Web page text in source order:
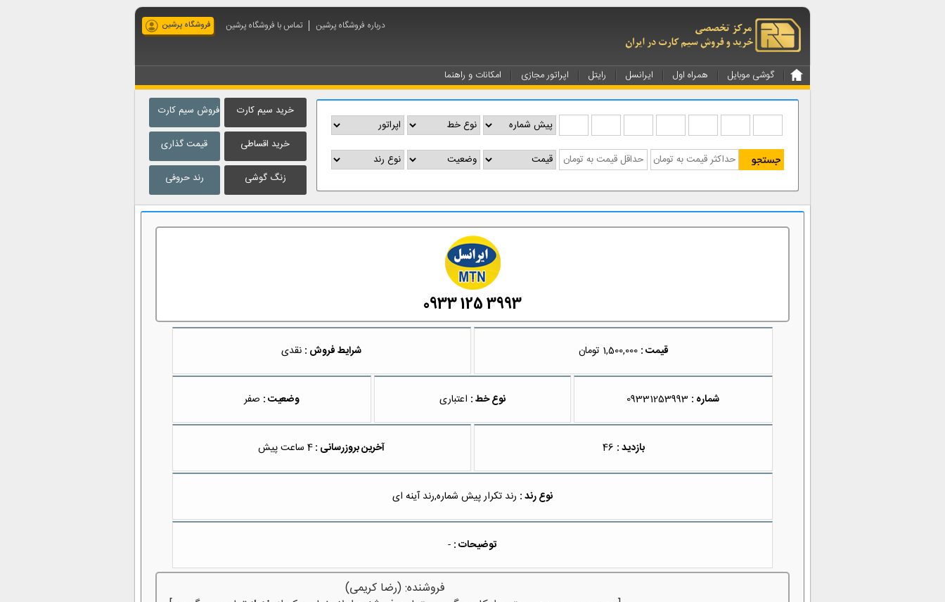
فروشگاه پرشین درباره فروشگاه پرشین تماس با فروشگاه پرشین
گوشی موبایل همراه اول ایرانسل رایتل اپراتور مجازی امکانات و راهنما
فروش سیم کارت
قیمت گذاری
رند حروفی
خرید سیم کارت
خرید اقساطی
زنگ گوشی
0933 125 3993
قیمت : 1,500,000 تومان شرایط فروش : نقدی
شماره : 09331253993 نوع خط : اعتباری وضعیت : صفر
بازدید : آخرین بروزرسانی :4 ساعت پیش
نوع رند : رند تکرار پیش شماره,رند آینه ای
توضیحات : -
فروشنده: (رضا کریمی)